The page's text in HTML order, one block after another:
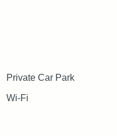
Private Car Park
Wi-Fi